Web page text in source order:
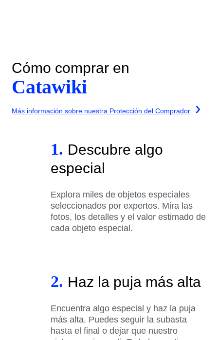
Cómo comprar en
Catawiki
Más información sobre nuestra Protección del Comprador
1. Descubre algo
especial
Explora miles de objetos especiales
seleccionados por expertos. Mira las
fotos, los detalles y el valor estimado de
cada objeto especial.
2. Haz la puja más alta
Encuentra algo especial y haz la puja
más alta. Puedes seguir la subasta
hasta el final o dejar que nuestro